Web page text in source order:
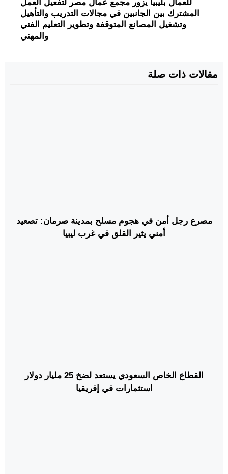
للعمال بليبيا يزور مجمع عمال مصر لتفعيل العمل
المشترك بين الجانبين في مجالات التدريب والتأهيل
وتشغيل المصانع المتوقفة وتطوير التعليم الفني
والمهني
مقالات ذات صلة
مصرع رجل أمن في هجوم مسلح بمدينة صرمان: تصعيد
أمني يثير القلق في غرب ليبيا
القطاع الخاص السعودي يستعد لضخ 25 مليار دولار
استثمارات في إفريقيا